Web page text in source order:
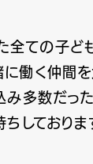
ての子ど
働く仲間を
多数だっ
しておりま